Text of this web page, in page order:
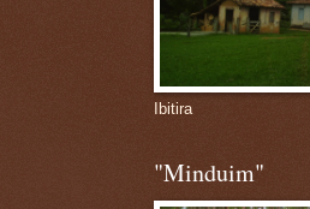
Ibitira
"Minduim"